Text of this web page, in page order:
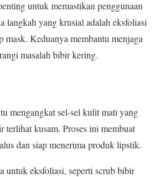
untuk memastikan penggunaan
langkah yang krusial adalah eksfoliasi
mask. Keduanya membantu menjaga
masalah bibir kering.
mengangkat sel-sel kulit mati yang
terlihat kusam. Proses ini membuat
dan siap menerima produk lipstik.
untuk eksfoliasi, seperti scrub bibir